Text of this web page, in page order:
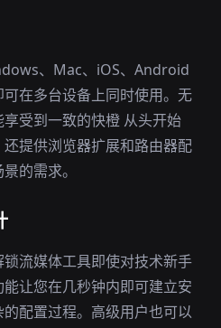
、Mac、iOS、Android
在多台设备上同时使用。无
受到一致的快橙 从头开始
提供浏览器扩展和路由器配
的需求。
流媒体工具即使对技术新手
让您在几秒钟内即可建立安
配置过程。高级用户也可以